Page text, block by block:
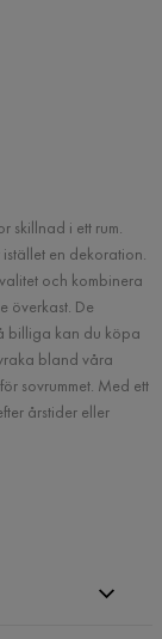
skillnad i ett rum.
en dekoration.
och kombinera
överkast. De
billiga kan du köpa
bland våra
sovrummet. Med ett
årstider eller